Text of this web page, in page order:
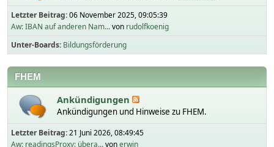
Letzter Beitrag:06 November 2025, 09:05:39
Aw: IBAN auf anderen Nam...von rudolfkoenig
Unter-Boards Bildungsförderung
FHEM
Ankündigungen
Ankündigungen und Hinweise zu FHEM.
Letzter Beitrag:21 Juni 2026, 08:49:45
Aw: readingsProxy: übera...vonerwin